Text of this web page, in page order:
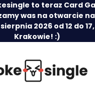
to teraz Card
was na otwarcie
2026 od 12 do
Krakowie! :)